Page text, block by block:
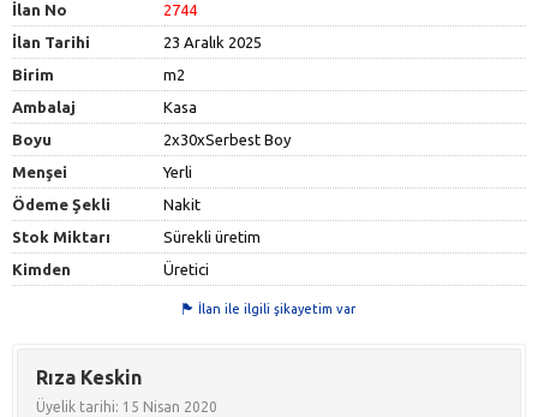
İlan No
2744
İlan Tarihi
23 Aralık 2025
Birim
m2
Ambalaj
Kasa
Boyu
2x30xSerbest Boy
Menşei
Yerli
Ödeme Şekli
Nakit
Stok Miktarı
Sürekli üretim
Kimden
Üretici
İlan ile ilgili şikayetim var
Rıza Keskin
Üyelik tarihi: 15 Nisan 2020